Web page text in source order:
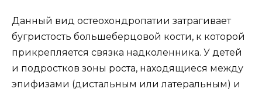
Данный вид остеохондропатии затрагивает
бугристость большеберцовой кости, к которой
прикрепляется связка надколенника. У детей
и подростков зоны роста, находящиеся между
эпифизами (дистальным или латеральным) и